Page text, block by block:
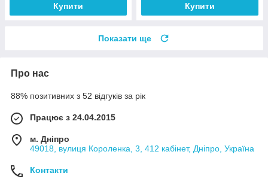
Купити Купити
Показати ще
Про нас
88% позитивних з 52 відгуків за рік
Працює з 24.04.2015
м. Дніпро
49018, вулиця Короленка, 3, 412 кабінет, Дніпро, Україна
Контакти